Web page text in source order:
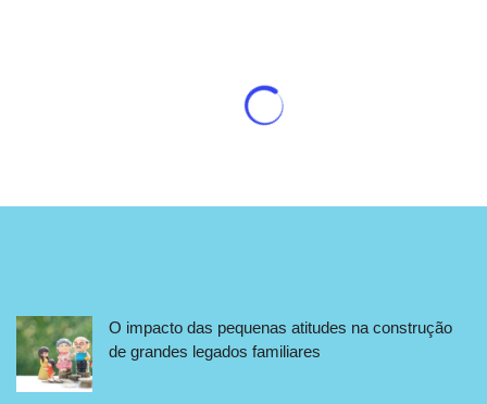
O impacto das pequenas atitudes na construção
de grandes legados familiares